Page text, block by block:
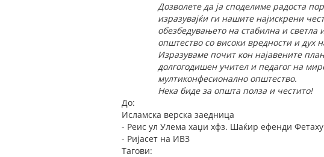
Дозволете да ја споделиме радоста
изразувајќи ги нашите најискрени
обезбедувањето на стабилна и
општество со високи вредности и дух
Изразуваме почит кон најавените
долгогодишен учител и педагог на
мултиконфесионално општество.
Нека биде за општа полза и честито!
До:
Исламска верска заедница
- Реис ул Улема хаџи хфз. Шаќир ефенди Фетаху
- Ријасет на ИВЗ
Тагови: